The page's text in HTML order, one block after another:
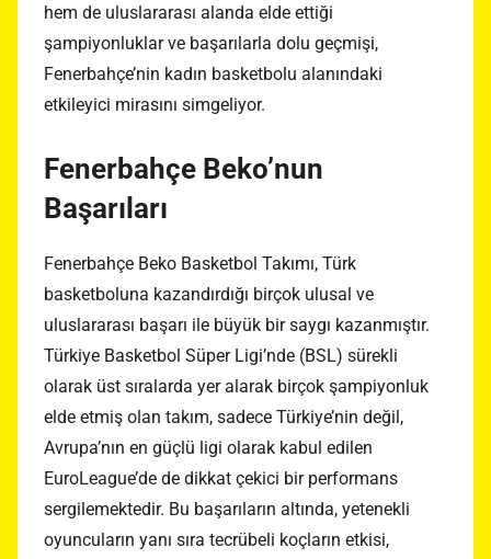
hem de uluslararası alanda elde ettiği
şampiyonluklar ve başarılarla dolu geçmişi,
Fenerbahçe’nin kadın basketbolu alanındaki
etkileyici mirasını simgeliyor.
Fenerbahçe Beko’nun
Başarıları
Fenerbahçe Beko Basketbol Takımı, Türk
basketboluna kazandırdığı birçok ulusal ve
uluslararası başarı ile büyük bir saygı kazanmıştır.
Türkiye Basketbol Süper Ligi’nde (BSL) sürekli
olarak üst sıralarda yer alarak birçok şampiyonluk
elde etmiş olan takım, sadece Türkiye’nin değil,
Avrupa’nın en güçlü ligi olarak kabul edilen
EuroLeague’de de dikkat çekici bir performans
sergilemektedir. Bu başarıların altında, yetenekli
oyuncuların yanı sıra tecrübeli koçların etkisi,